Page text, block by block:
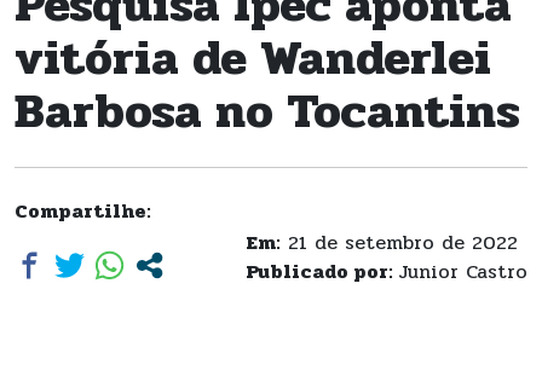
vitória de Wanderlei
Barbosa no Tocantins
Compartilhe:
Em: 21 de setembro de 2022
Publicado por: Junior Castro